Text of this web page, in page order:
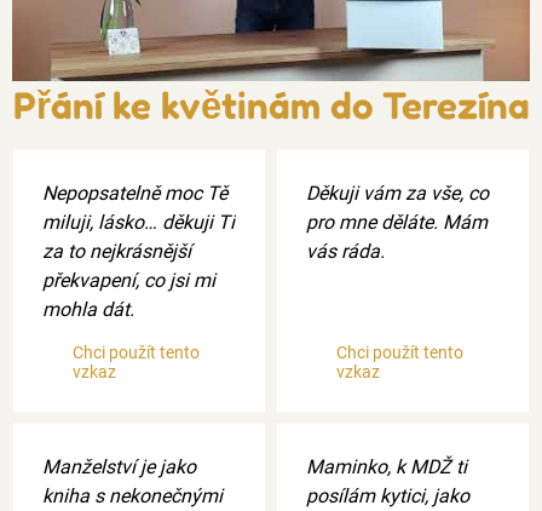
Přání ke květinám do Terezína
Nepopsatelně moc Tě
miluji, lásko… děkuji Ti
za to nejkrásnější
překvapení, co jsi mi
mohla dát.
Chci použít tento
vzkaz
Děkuji vám za vše, co
pro mne děláte. Mám
vás ráda.
Chci použít tento
vzkaz
Manželství je jako
kniha s nekonečnými
Maminko, k MDŽ ti
posílám kytici, jako